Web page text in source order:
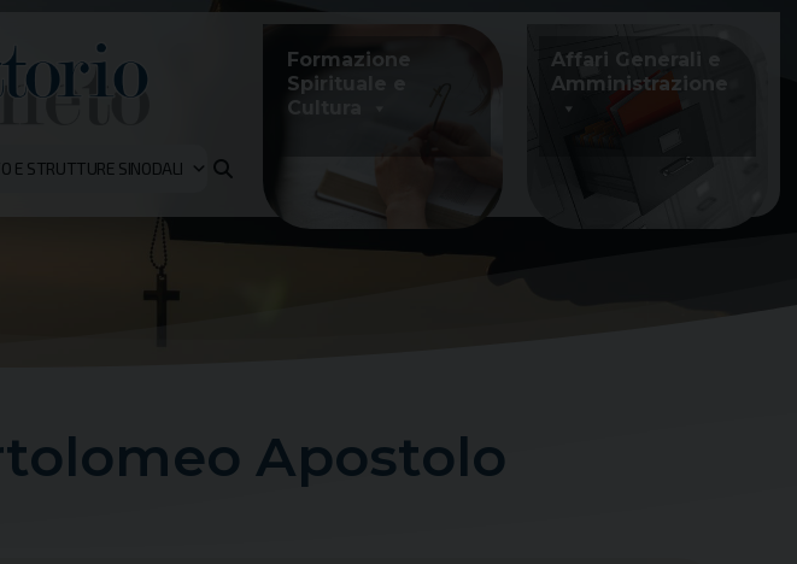
E STRUTTURE SINODALI
Formazione
Spirituale e
Cultura
Affari Generali e
Amministrazione
Apostolo